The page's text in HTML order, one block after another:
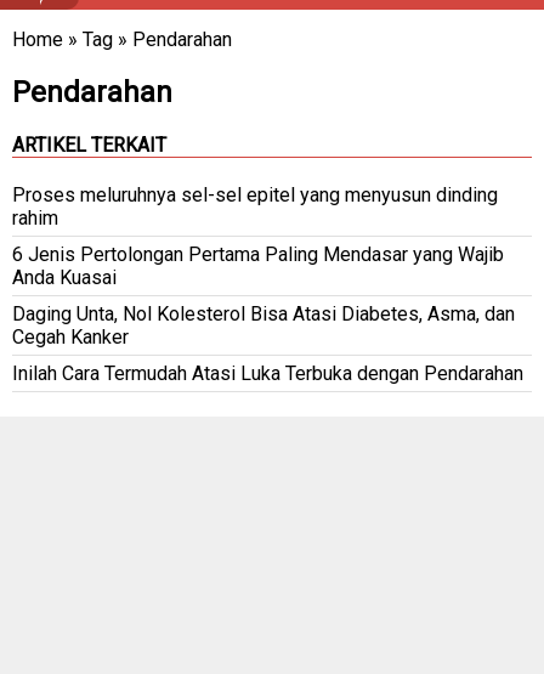
Home » Tag » Pendarahan
Pendarahan
ARTIKEL TERKAIT
Proses meluruhnya sel-sel epitel yang menyusun dinding
rahim
6 Jenis Pertolongan Pertama Paling Mendasar yang Wajib
Anda Kuasai
Daging Unta, Nol Kolesterol Bisa Atasi Diabetes, Asma, dan
Cegah Kanker
Inilah Cara Termudah Atasi Luka Terbuka dengan Pendarahan